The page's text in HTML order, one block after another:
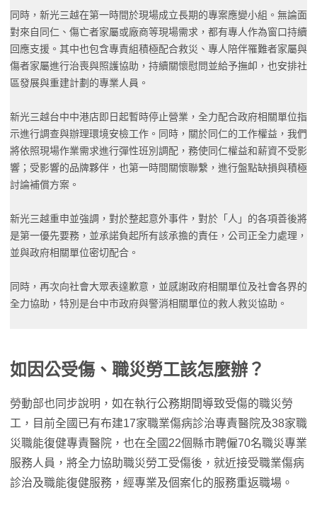
同時，新光三越在第一時間於現場成立長期的專案應變小組。無論面
對來自同仁、傷亡者家屬或廠商等現場需求，都有專人作為窗口持續
回應支援。其中也包含專責組積極配合救災、專人陪伴罹難者家屬與
傷者家屬進行治喪與照護協助，持續關懷慰問並給予撫卹，也安排社
區發展與重建計劃的專業人員。
新光三越台中中港店即日起暫時停止營業，全力配合政府相關單位指
示進行調查與辦理環境安檢工作。同時，關於同仁的工作權益，我們
將依照現場作業需求進行彈性班別調配，務使同仁權益和薪資不受影
響；受影響的品牌夥伴，也第一時間關懷聯繫，進行盤點缺損與積極
討論補償方案。
新光三越重申並強調，對於整起意外事件，對於「人」的各項善後將
是第一優先要務，並承諾負起所有該承擔的責任，公司正全力處理，
並與政府相關單位密切配合。
同時，再次向社會大眾表達歉意，並感謝政府相關單位及社會各界的
全力協助，特別是台中市政府與警消相關單位的救人救災協助。
如因公受傷、職災勞工該怎麼辦？
勞動部也同步說明，如在執行公務期間導致受傷的職災勞
工，目前全國已有布建17家職業傷病診治專責醫院及38家職
災職能復健專責醫院，也在全國22個縣市聘僱70名職災專業
服務人員，將全力協助職災勞工受傷後，就近接受職業傷病
診治及職能復健服務，經專業及個案化的服務重返職場。